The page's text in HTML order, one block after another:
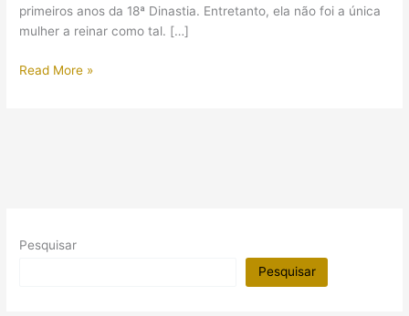
primeiros anos da 18ª Dinastia. Entretanto, ela não foi a única
mulher a reinar como tal. […]
(Vídeo)
Read More »
Pesquisar
Pesquisar